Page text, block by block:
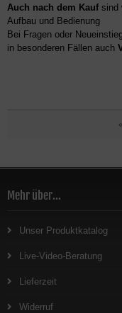
Auch nach dem Kaufsind
Aufbau und Bedienung
Bei Fragen oder
in besonderen Fällen auch
Mehr über...
Unser Produktkatalog
Live-Video-Beratung
Lieferzeit
Widerruf